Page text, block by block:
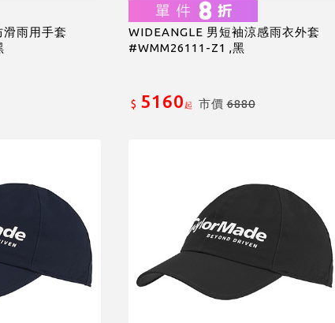
雨用手套
WIDEANGLE 男短袖涼感雨衣外套
#WMM26111-Z1 ,黑
$ 5160起 市價6880